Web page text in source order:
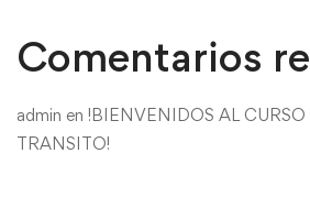
Comentarios
admin en !BIENVENIDOS AL
TRANSITO!